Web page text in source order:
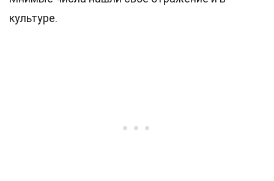
культуре.